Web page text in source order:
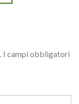
I campi obbligatori